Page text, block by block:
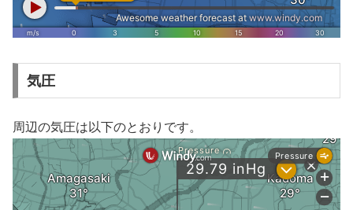
気圧
周辺の気圧は以下のとおりです。